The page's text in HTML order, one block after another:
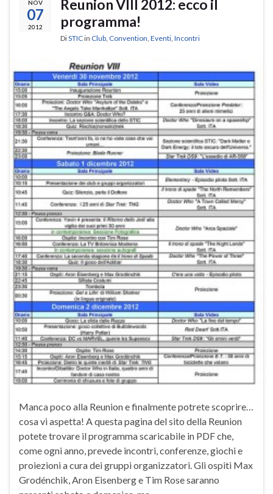
NOV
07
2012
Reunion VIII 2012: ecco il
programma!
DiSTICin Club Convention Eventi Incontri
Manca poco alla Reunion e finalmente potrete scoprire…
cosa vi aspetta! A questa pagina del sito della Reunion
potete trovare il programma scaricabile in PDF che,
come ogni anno, prevede incontri, conferenze, giochi e
proiezioni a cura dei gruppi organizzatori. Gli ospiti Max
Grodénchik, Aron Eisenberg e Tim Rose saranno